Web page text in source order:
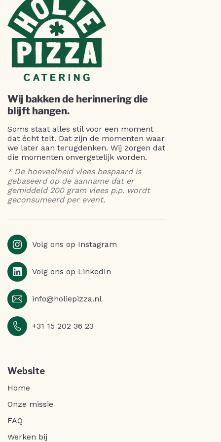
Wij bakken de herinnering die
blijft hangen.
Soms staat alles stil voor een moment
dat écht telt. Dat zijn de momenten waar
we later aan terugdenken. Wij zorgen dat
die momenten onvergetelijk worden.
* De hoeveelheid vlees bespaard is
gebaseerd op de aanname dat er
gemiddeld 200 gram vlees p.p. wordt
geconsumeerd per event.
Volg ons op Instagram
Volg ons op LinkedIn
info@holiepizza.nl
+31 15 202 36 23
Website
Home
Onze missie
FAQ
Werken bij